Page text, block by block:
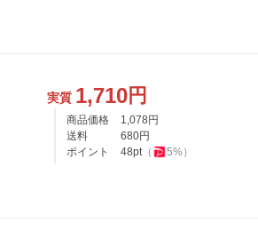
実質 1,710円
商品価格 1,078 円
送料
680円
ポイント
48pt（ 5%）